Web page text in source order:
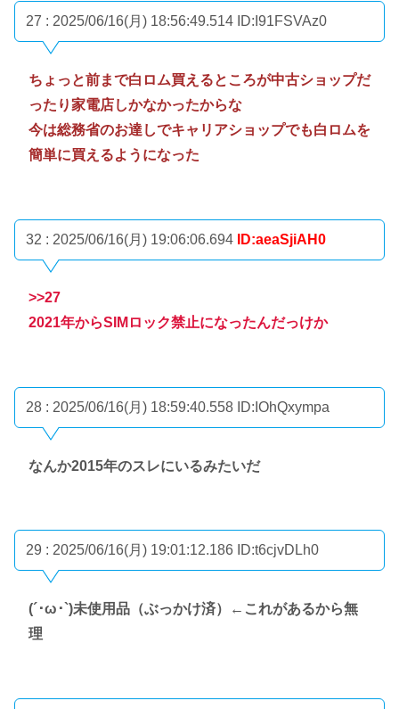
27 : 2025/06/16(月) 18:56:49.514 ID:I91FSVAz0
ちょっと前まで白ロム買えるところが中古ショップだ
ったり家電店しかなかったからな
今は総務省のお達しでキャリアショップでも白ロムを
簡単に買えるようになった
32 : 2025/06/16(月) 19:06:06.694 ID:aeaSjiAH0
>>27
2021年からSIMロック禁止になったんだっけか
28 : 2025/06/16(月) 18:59:40.558 ID:IOhQxympa
なんか2015年のスレにいるみたいだ
29 : 2025/06/16(月) 19:01:12.186 ID:t6cjvDLh0
(´･ω･`)未使用品（ぶっかけ済）←これがあるから無
理